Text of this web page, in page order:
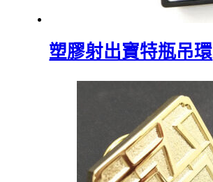
塑膠射出寶特瓶吊環